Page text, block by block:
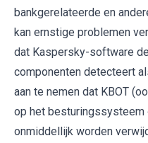
bankgerelateerde en
kan ernstige problemen
dat Kaspersky-software
componenten detecteert
aan te nemen dat KBOT
op het
onmiddellijk worden